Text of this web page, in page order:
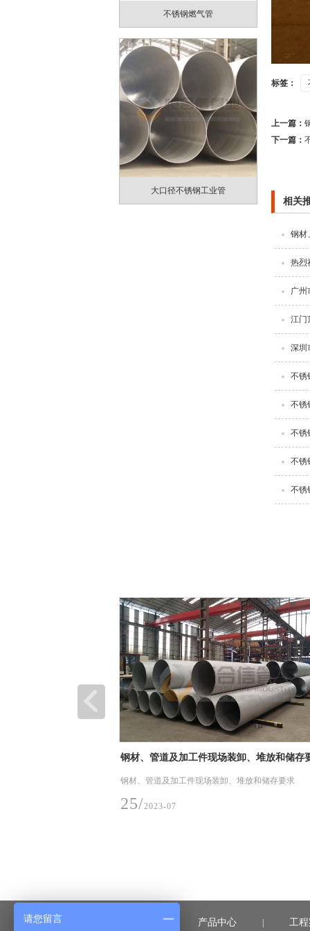
不锈钢燃气管
大口径不锈钢工业管
标签：
上一篇：
下一篇：
相关
钢材
热烈
广州
江门
深圳
不锈
不锈
不锈
不锈
不锈
件现场装卸、堆放和储存要求
热烈祝贺楚能新能源（孝感）锂
6月28日，楚能新能源孝感锂电池产业
感市委、市政府讲话，并宣布楚能新
| 产品中心 | 工
请您留言